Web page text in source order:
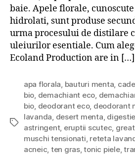
baie. Apele florale,
hidrolati, sunt produse
urma procesului de distilare
uleiurilor esentiale. Cum
Ecoland Production are in […]
Tags
apa florala, bauturi menta,
bio, demachiant eco,
bio, deodorant eco, deodorant
lavanda, desert menta,
astringent, eruptii scutec,
muschi tensionati, reteta
acneic, ten gras,tonic piele,